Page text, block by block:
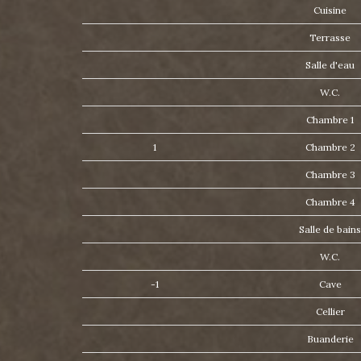
Cuisine
Terrasse
Salle d'eau
W.C.
Chambre 1
1 Chambre 2
Chambre 3
Chambre 4
Salle de
W.C.
-1 Cave
Cellier
Buanderie